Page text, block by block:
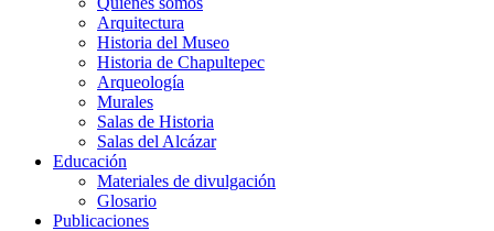
Arquitectura
Historia del Museo
Historia de Chapultepec
Arqueología
Murales
Salas de Historia
Salas del Alcázar
Educación
Materiales de divulgación
Glosario
Publicaciones